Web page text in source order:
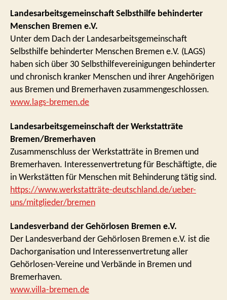
Landesarbeitsgemeinschaft Selbsthilfe behinderter
Menschen Bremen e.V.
Unter dem Dach der Landesarbeitsgemeinschaft
Selbsthilfe behinderter Menschen Bremen e.V. (LAGS)
haben sich über 30 Selbsthilfevereinigungen behinderter
und chronisch kranker Menschen und ihrer Angehörigen
aus Bremen und Bremerhaven zusammengeschlossen.
www.lags-bremen.de
Landesarbeitsgemeinschaft der Werkstatträte
Bremen/Bremerhaven
Zusammenschluss der Werkstatträte in Bremen und
Bremerhaven. Interessenvertretung für Beschäftigte, die
in Werkstätten für Menschen mit Behinderung tätig sind.
https://www.werkstatträte-deutschland.de/ueber-
uns/mitglieder/bremen
Landesverband der Gehörlosen Bremen e.V.
Der Landesverband der Gehörlosen Bremen e.V. ist die
Dachorganisation und Interessenvertretung aller
Gehörlosen-Vereine und Verbände in Bremen und
Bremerhaven.
www.villa-bremen.de